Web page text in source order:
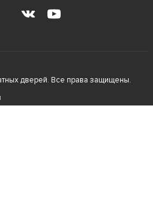
дверей. Все права защищены.